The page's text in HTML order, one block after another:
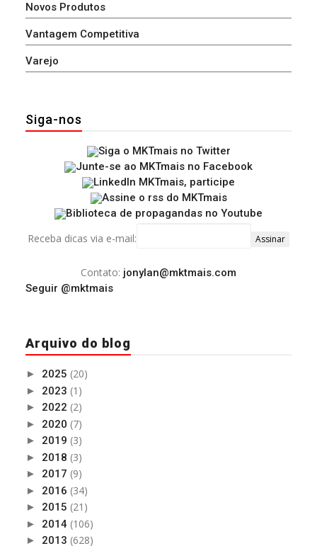
Novos Produtos
Vantagem Competitiva
Varejo
Siga-nos
Receba dicas via e-mail:
Contato: jonylan@mktmais.com
Seguir @mktmais
Arquivo do blog
► 2025 (20)
► 2023 (1)
► 2022 (2)
► 2020 (7)
► 2019 (3)
► 2018 (3)
► 2017 (9)
► 2016 (34)
► 2015 (21)
► 2014 (106)
► 2013 (628)